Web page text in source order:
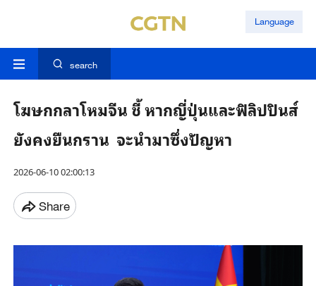
Language
search
โฆษกกลาโหมจีน ชี้ หากญี่ปุ่นและฟิลิปปินส์
ยังคงยืนกราน จะนำมาซึ่งปัญหา
2026-06-10 02:00:13
Share